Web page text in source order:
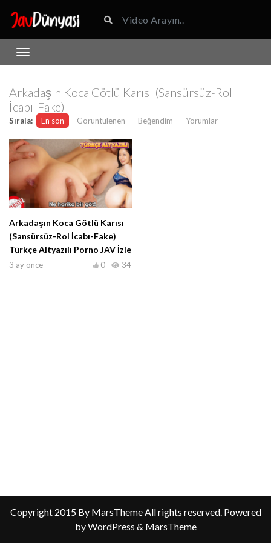
Arkadaşın Koca Götlü Karısı (Sansürsüz-Rol
İcabı-Fake)
Sırala: En son Görüntülenen Beğendim Yorumlar
Arkadaşın Koca Götlü Karısı
(Sansürsüz-Rol İcabı-Fake)
Türkçe Altyazılı Porno JAV İzle
3 ay önce 34
0
Copyright 2015 By MarsTheme All rights reserved. Powered
by WordPress & MarsTheme